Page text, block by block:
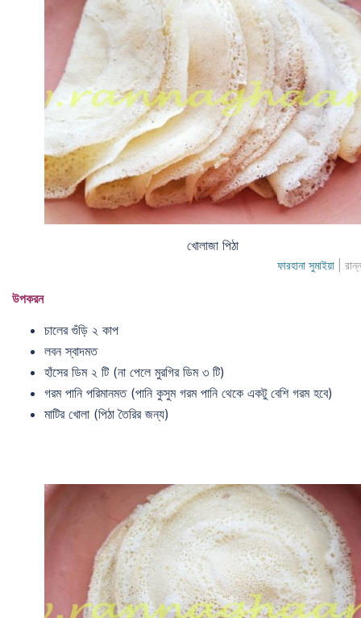
খোলাজা পিঠা
ফারহানা সুমাইয়া |
উপকরন
চালের গুঁড়ি ২ কাপ
লবন স্বাদমত
হাঁসের ডিম ২ টি (না পেলে মুরগির ডিম ৩ টি)
গরম পানি পরিমানমত (পানি কুসুম গরম পানি থেকে একটু বেশি গরম হবে)
মাটির খোলা (পিঠা তৈরির জন্য)